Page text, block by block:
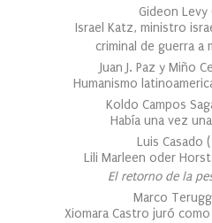
Gideon Levy
Israel Katz, ministro
criminal de guerra a
Juan J. Paz y Miño
Humanismo
Koldo Campos
Había una vez
Luis Casado (
Lili Marleen oder
El retorno de la
Marco
Xiomara Castro juró